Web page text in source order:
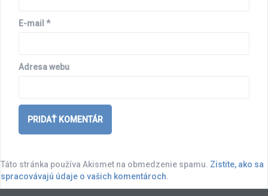
E-mail *
Adresa webu
Táto stránka používa Akismet na obmedzenie spamu. Zistite, ako sa
spracovávajú údaje o vašich komentároch.